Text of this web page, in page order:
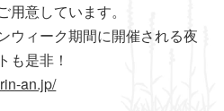
用意しています。
ウィーク期間に開催される夜
も是非！
an.jp/